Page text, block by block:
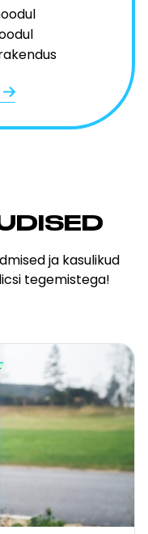
ja kasulikud
tegemistega!